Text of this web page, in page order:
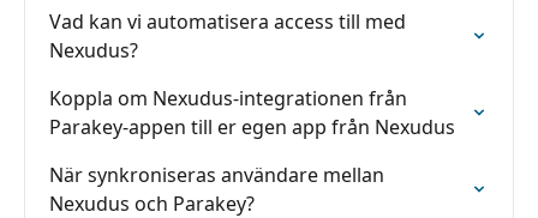
Vad kan vi automatisera access till med
Nexudus?
Koppla om Nexudus-integrationen från
Parakey-appen till er egen app från Nexudus
När synkroniseras användare mellan
Nexudus och Parakey?